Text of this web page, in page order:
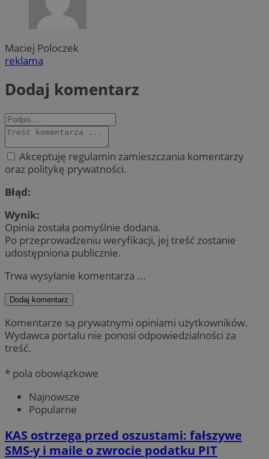
Maciej Poloczek
reklama
Dodaj komentarz
Akceptuję regulamin zamieszczania komentarzy
oraz politykę prywatności.
Błąd:
Wynik:
Opinia została pomyślnie dodana.
Po przeprowadzeniu weryfikacji, jej treść zostanie
udostępniona publicznie.
Trwa wysyłanie komentarza ...
Dodaj komentarz
Komentarze są prywatnymi opiniami użytkowników.
Wydawca portalu nie ponosi odpowiedzialności za
treść.
* pola obowiązkowe
Najnowsze
Popularne
KAS ostrzega przed oszustami: fałszywe
SMS-y i maile o zwrocie podatku PIT